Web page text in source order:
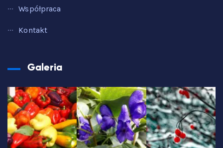
Współpraca
Kontakt
Galeria